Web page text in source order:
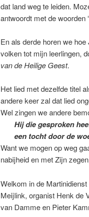
dat land weg te leiden.
antwoordt met de woorden
En als derde horen we
volken tot mijn leerlingen,
van de Heilige Geest.
Het lied met dezelfde titel
andere keer zal dat lied
Wel zingen we andere
Hij die gesproken
een tocht door de
Want we mogen op weg
nabijheid en met Zijn
Welkom in de
Meijlink, organist Henk de
van Damme en Pieter